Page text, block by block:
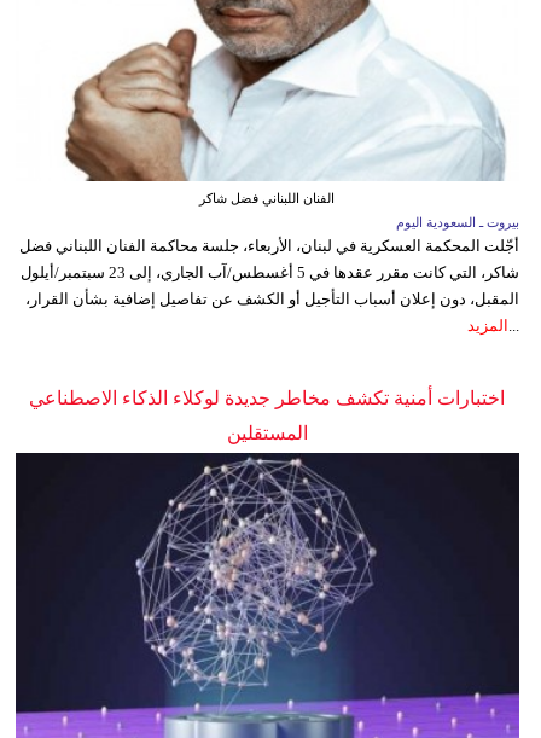
الفنان اللبناني فضل شاكر
بيروت ـ السعودية اليوم
أجّلت المحكمة العسكرية في لبنان، الأربعاء، جلسة محاكمة الفنان اللبناني فضل
شاكر، التي كانت مقرر عقدها في 5 أغسطس/آب الجاري، إلى 23 سبتمبر/أيلول
المقبل، دون إعلان أسباب التأجيل أو الكشف عن تفاصيل إضافية بشأن القرار،
المزيد
اختبارات أمنية تكشف مخاطر جديدة لوكلاء الذكاء الاصطناعي
المستقلين